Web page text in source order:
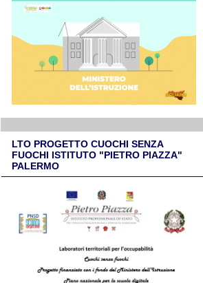
LTO PROGETTO CUOCHI SENZA
FUOCHI ISTITUTO "PIETRO PIAZZA"
PALERMO